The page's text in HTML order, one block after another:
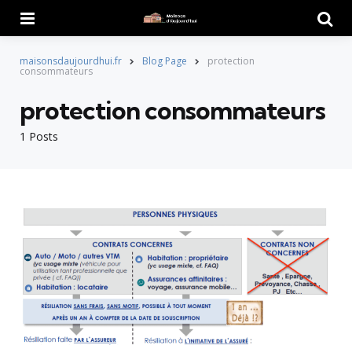
maisonsdaujourdhui.fr Blog Page protection
consommateurs
1 Posts
protection consommateurs